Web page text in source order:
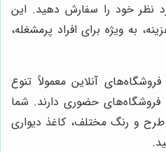
نظر خود را سفارش دهید. این
به ویژه برای افراد پرمشغله،
فروشگاه‌های آنلاین معمولاً تنوع
حضوری دارند. شما
طرح و رنگ مختلف، کاغذ دیواری